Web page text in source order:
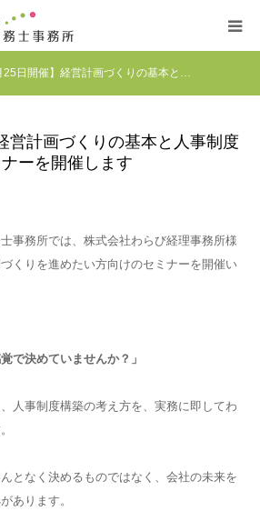
25日開催】経営計画づくりの基本と…
営計画づくりの基本と人事制度
ーを開催します
事務所では、株式会社わらび経理事務所様
くりを進めたい方向けのセミナーを開催い
で決めていませんか？」
人事制度構築の考え方を、実務に即してわ
となく決めるものではなく、会社の未来を
あります。